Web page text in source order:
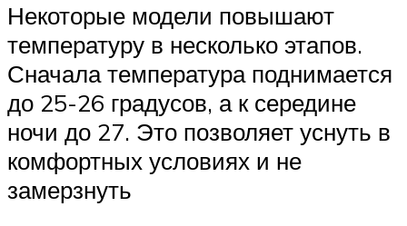
Некоторые модели повышают
температуру в несколько этапов.
Сначала температура поднимается
до 25-26 градусов, а к середине
ночи до 27. Это позволяет уснуть в
комфортных условиях и не
замерзнуть